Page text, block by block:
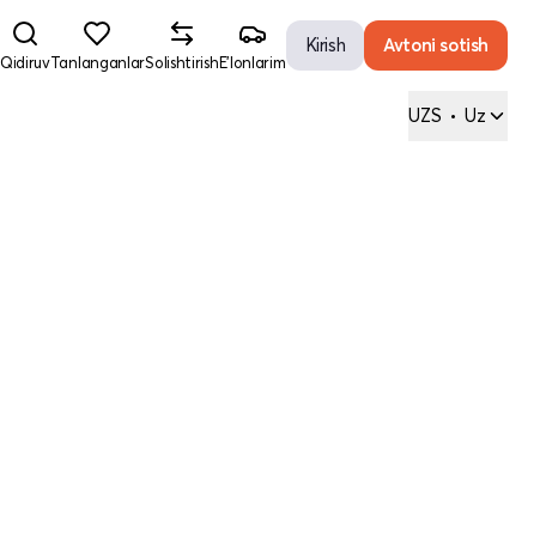
QidiruvTanlanganlarSolishtirishE'lonlarim
Kirish Avtoni sotish
UZS • Uz